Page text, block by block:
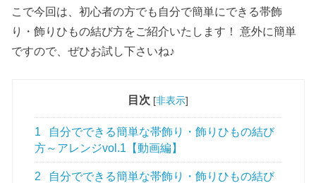
こで今回は、初心者の方でも自分で簡単にできる帯飾
り・飾りひもの結び方をご紹介いたします！ 意外に簡単
ですので、ぜひお試し下さいね♪
目次 [非表示]
1
自分でできる簡単な帯飾り・飾りひもの結び
方～アレンジvol.1【動画編】
2
自分でできる簡単な帯飾り・飾りひもの結び